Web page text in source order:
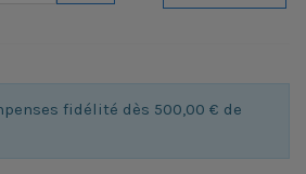
fidélité dès 500,00 € de